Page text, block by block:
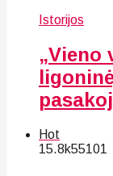
Istorijos
„Vieno
Hot
15.8k55101